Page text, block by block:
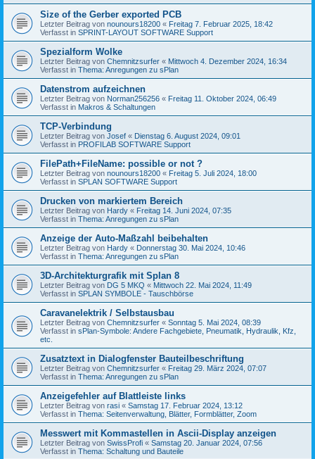
Size of the Gerber exported PCB
Letzter Beitrag von nounours18200 « Freitag 7. Februar 2025, 18:42
Verfasst in SPRINT-LAYOUT SOFTWARE Support
Spezialform Wolke
Letzter Beitrag von Chemnitzsurfer « Mittwoch 4. Dezember 2024, 16:34
Verfasst in Thema: Anregungen zu sPlan
Datenstrom aufzeichnen
Letzter Beitrag von Norman256256 « Freitag 11. Oktober 2024, 06:49
Verfasst in Makros & Schaltungen
TCP-Verbindung
Letzter Beitrag von Josef « Dienstag 6. August 2024, 09:01
Verfasst in PROFILAB SOFTWARE Support
FilePath+FileName: possible or not ?
Letzter Beitrag von nounours18200 « Freitag 5. Juli 2024, 18:00
Verfasst in SPLAN SOFTWARE Support
Drucken von markiertem Bereich
Letzter Beitrag von Hardy « Freitag 14. Juni 2024, 07:35
Verfasst in Thema: Anregungen zu sPlan
Anzeige der Auto-Maßzahl beibehalten
Letzter Beitrag von Hardy « Donnerstag 30. Mai 2024, 10:46
Verfasst in Thema: Anregungen zu sPlan
3D-Architekturgrafik mit Splan 8
Letzter Beitrag von DG 5 MKQ « Mittwoch 22. Mai 2024, 11:49
Verfasst in SPLAN SYMBOLE - Tauschbörse
Caravanelektrik / Selbstausbau
Letzter Beitrag von Chemnitzsurfer « Sonntag 5. Mai 2024, 08:39
Verfasst in sPlan-Symbole: Andere Fachgebiete, Pneumatik, Hydraulik, Kfz,
etc.
Zusatztext in Dialogfenster Bauteilbeschriftung
Letzter Beitrag von Chemnitzsurfer « Freitag 29. März 2024, 07:07
Verfasst in Thema: Anregungen zu sPlan
Anzeigefehler auf Blattleiste links
Letzter Beitrag von rasi « Samstag 17. Februar 2024, 13:12
Verfasst in Thema: Seitenverwaltung, Blätter, Formblätter, Zoom
Messwert mit Kommastellen in Ascii-Display anzeigen
Letzter Beitrag von SwissProfi « Samstag 20. Januar 2024, 07:56
Verfasst in Thema: Schaltung und Bauteile